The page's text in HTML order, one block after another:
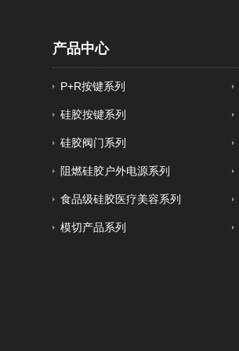
产品中心
P+R按键系列
硅胶按键系列
硅胶阀门系列
阻燃硅胶户外电源系列
食品级硅胶医疗美容系列
模切产品系列